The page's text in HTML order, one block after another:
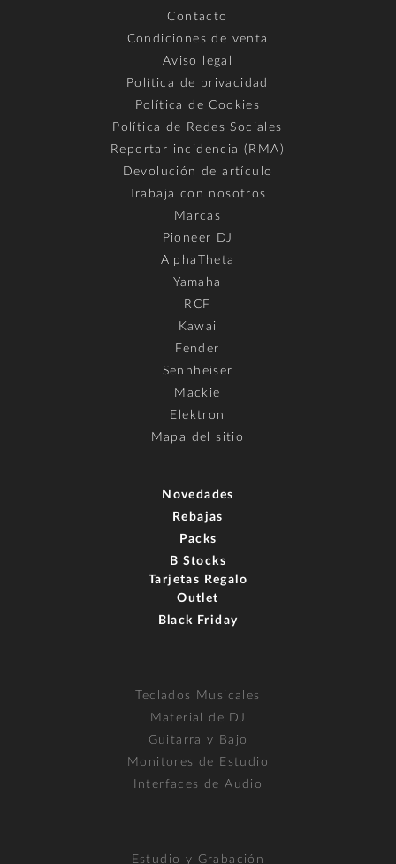
Contacto
Condiciones de venta
Aviso legal
Política de privacidad
Política de Cookies
Política de Redes Sociales
Reportar incidencia (RMA)
Devolución de artículo
Trabaja con nosotros
Marcas
Pioneer DJ
AlphaTheta
Yamaha
RCF
Kawai
Fender
Sennheiser
Mackie
Elektron
Mapa del sitio
Novedades
Rebajas
Packs
B Stocks
Tarjetas Regalo
Outlet
Black Friday
Teclados Musicales
Material de DJ
Guitarra y Bajo
Monitores de Estudio
Interfaces de Audio
Estudio y Grabación